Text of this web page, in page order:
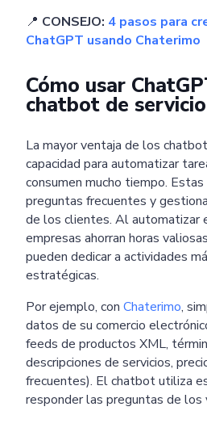
📍 CONSEJO: 4 pasos para
ChatGPT usando Chaterimo
Cómo usar
chatbot de
La mayor ventaja de los
capacidad para automatizar
consumen mucho tiempo.
preguntas frecuentes y
de los clientes. Al automatizar
empresas ahorran horas
pueden dedicar a actividades
estratégicas.
Por ejemplo, con Chaterimo,
datos de su comercio
feeds de productos XML,
descripciones de servicios,
frecuentes). El chatbot utiliza
responder las preguntas de los